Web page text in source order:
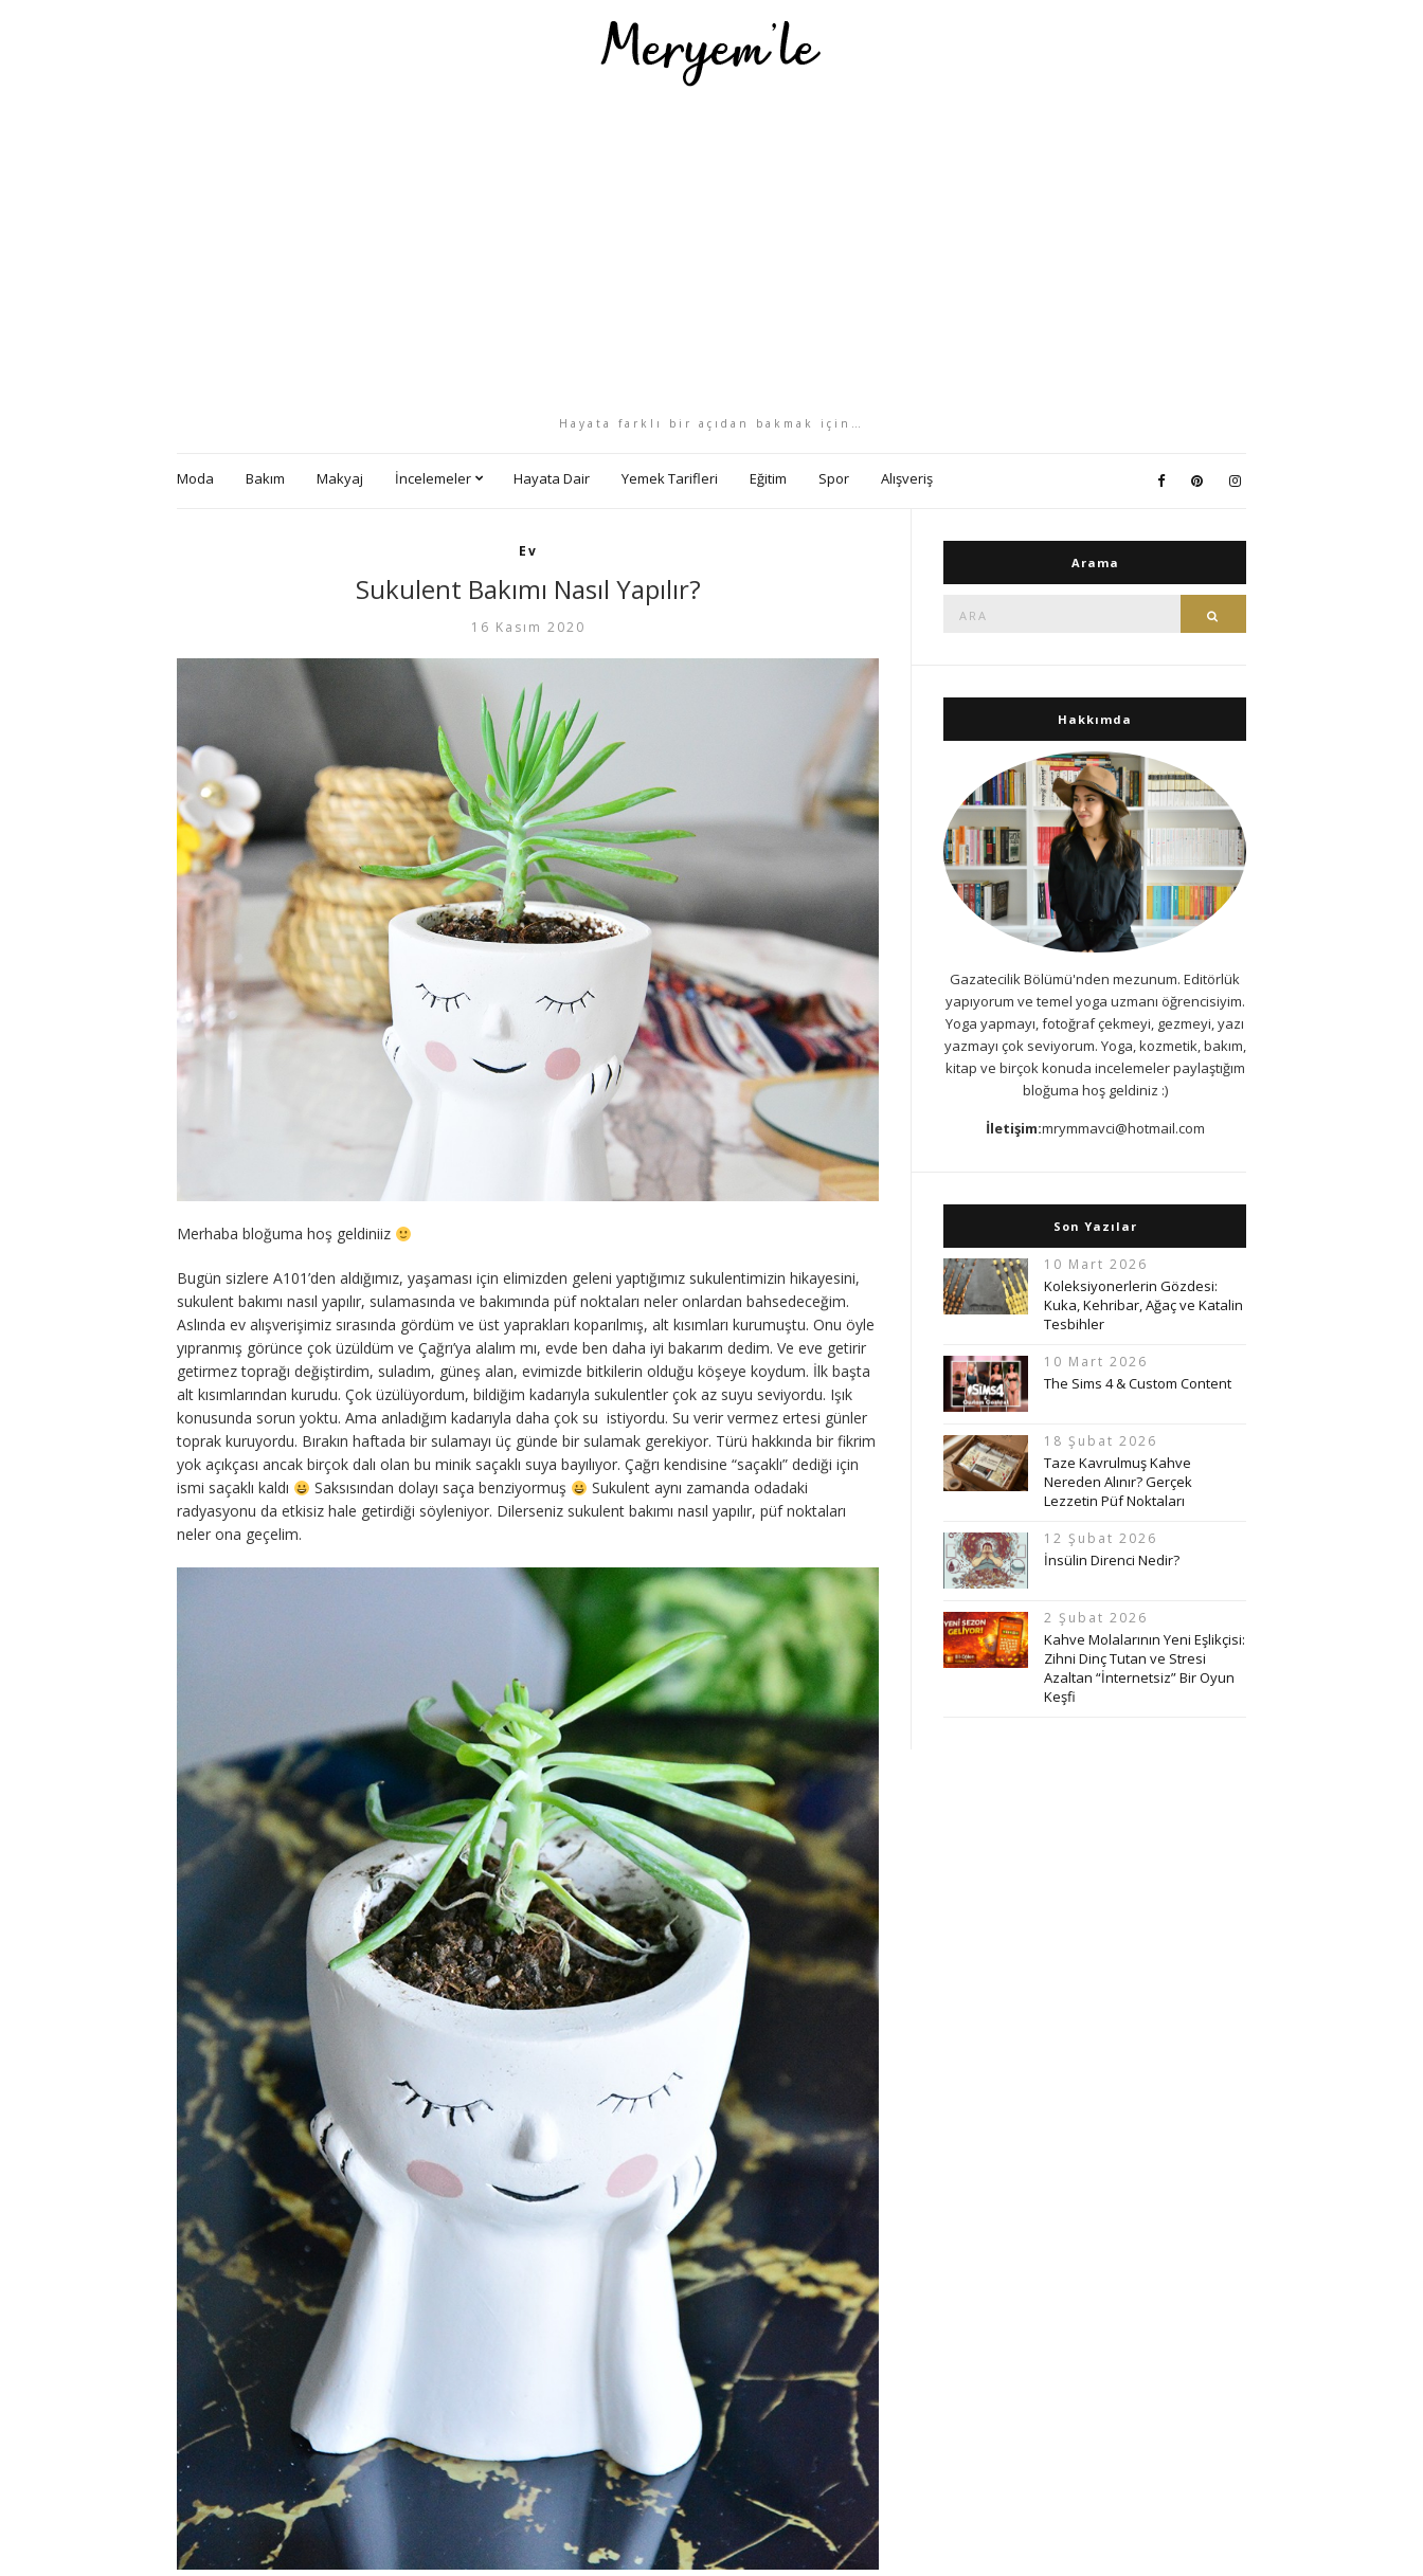
Hayata farklı bir açıdan bakmak için…
Moda Bakım Makyaj İncelemeler Hayata Dair Yemek Tarifleri Eğitim Spor Alışveriş
Ev
Sukulent Bakımı Nasıl Yapılır?
16 Kasım 2020
Merhaba bloğuma hoş geldiniiz
Bugün sizlere A101’den aldığımız, yaşaması için elimizden geleni yaptığımız sukulentimizin hikayesini,
sukulent bakımı nasıl yapılır, sulamasında ve bakımında püf noktaları neler onlardan bahsedeceğim.
Aslında ev alışverişimiz sırasında gördüm ve üst yaprakları koparılmış, alt kısımları kurumuştu. Onu öyle
yıpranmış görünce çok üzüldüm ve Çağrı’ya alalım mı, evde ben daha iyi bakarım dedim. Ve eve getirir
getirmez toprağı değiştirdim, suladım, güneş alan, evimizde bitkilerin olduğu köşeye koydum. İlk başta
alt kısımlarından kurudu. Çok üzülüyordum, bildiğim kadarıyla sukulentler çok az suyu seviyordu. Işık
konusunda sorun yoktu. Ama anladığım kadarıyla daha çok su istiyordu. Su verir vermez ertesi günler
toprak kuruyordu. Bırakın haftada bir sulamayı üç günde bir sulamak gerekiyor. Türü hakkında bir fikrim
yok açıkçası ancak birçok dalı olan bu minik saçaklı suya bayılıyor. Çağrı kendisine “saçaklı” dediği için
ismi saçaklı kaldı
Saksısından dolayı saça benziyormuş
Sukulent aynı zamanda odadaki
radyasyonu da etkisiz hale getirdiği söyleniyor. Dilerseniz sukulent bakımı nasıl yapılır, püf noktaları
neler ona geçelim.
Arama
Hakkımda
Gazatecilik Bölümü'nden mezunum. Editörlük
yapıyorum ve temel yoga uzmanı öğrencisiyim.
Yoga yapmayı, fotoğraf çekmeyi, gezmeyi, yazı
yazmayı çok seviyorum. Yoga, kozmetik, bakım,
kitap ve birçok konuda incelemeler paylaştığım
bloğuma hoş geldiniz :)
İletişim:mrymmavci@hotmail.com
Son Yazılar
10 Mart 2026
Koleksiyonerlerin Gözdesi:
Kuka, Kehribar, Ağaç ve Katalin
Tesbihler
10 Mart 2026
The Sims 4 & Custom Content
18 Şubat 2026
Taze Kavrulmuş Kahve
Nereden Alınır? Gerçek
Lezzetin Püf Noktaları
12 Şubat 2026
İnsülin Direnci Nedir?
2 Şubat 2026
Kahve Molalarının Yeni Eşlikçisi:
Zihni Dinç Tutan ve Stresi
Azaltan “İnternetsiz” Bir Oyun
Keşfi